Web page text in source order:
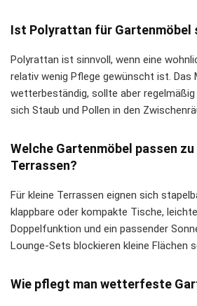
Ist Polyrattan für Gartenmöbel
Polyrattan ist sinnvoll, wenn eine
relativ wenig Pflege gewünscht ist. Das
wetterbeständig, sollte aber regelmäßig
sich Staub und Pollen in den
Welche Gartenmöbel passen zu
Terrassen?
Für kleine Terrassen eignen sich
klappbare oder kompakte Tische,
Doppelfunktion und ein passender
Lounge-Sets blockieren kleine Flächen
Wie pflegt man wetterfeste